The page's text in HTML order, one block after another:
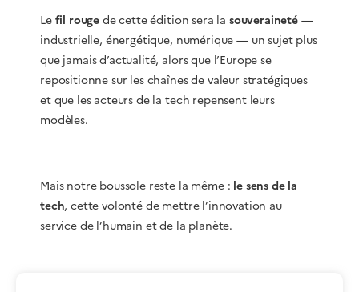
Lefil rougede cette édition sera la souveraineté—
industrielle, énergétique, numérique — un sujet plus
que jamais d’actualité, alors que l’Europe se
repositionne sur les chaînes de valeur stratégiques
et que les acteurs de la tech repensent leurs
modèles.
Mais notre boussole reste la même : le sens de la
tech, cette volonté de mettre l’innovation au
service de l’humain et de la planète.